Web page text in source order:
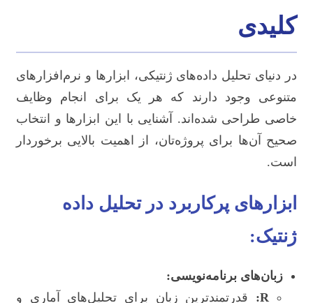
کلیدی
در دنیای تحلیل داده‌های ژنتیکی، ابزارها و نرم‌افزارهای
متنوعی وجود دارند که هر یک برای انجام وظایف
خاصی طراحی شده‌اند. آشنایی با این ابزارها و انتخاب
صحیح آن‌ها برای پروژه‌تان، از اهمیت بالایی برخوردار
است.
ابزارهای پرکاربرد در تحلیل داده
ژنتیک:
زبان‌های برنامه‌نویسی:
R:
قدرتمندترین زبان برای تحلیل‌های آماری و